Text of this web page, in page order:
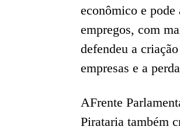
econômico e
empregos, com
defendeu a
empresas e a
AFrente
Pirataria também